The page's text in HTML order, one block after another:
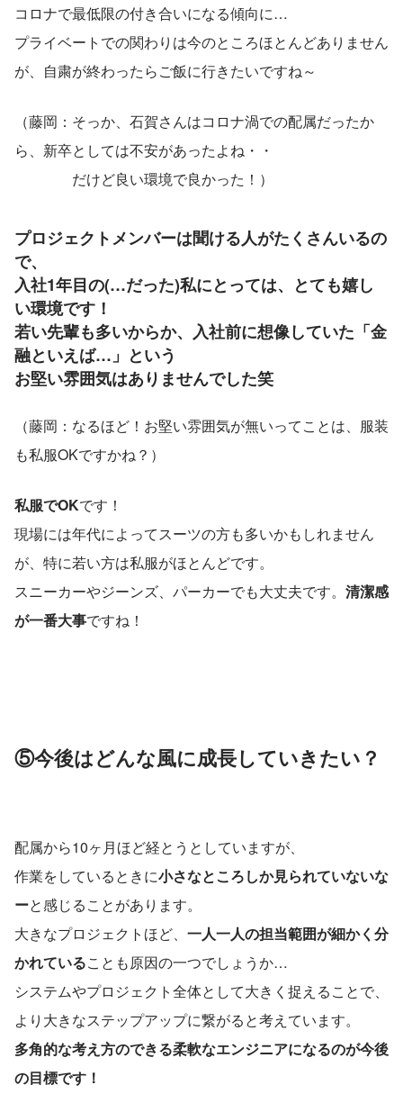
コロナで最低限の付き合いになる傾向に…
プライベートでの関わりは今のところほとんどありません
が、自粛が終わったらご飯に行きたいですね～
（藤岡：そっか、石賀さんはコロナ渦での配属だったか
ら、新卒としては不安があったよね・・
だけど良い環境で良かった！）
プロジェクトメンバーは聞ける人がたくさんいるの
で、
入社1年目の(…だった)私にとっては、とても嬉し
い環境です！
若い先輩も多いからか、入社前に想像していた「金
融といえば…」という
お堅い雰囲気はありませんでした笑
（藤岡：なるほど！お堅い雰囲気が無いってことは、服装
も私服OKですかね？）
私服でOKです！
現場には年代によってスーツの方も多いかもしれません
が、特に若い方は私服がほとんどです。
スニーカーやジーンズ、パーカーでも大丈夫です。 清潔感
が一番大事ですね！
⑤今後はどんな風に成長していきたい？
配属から10ヶ月ほど経とうとしていますが、
作業をしているときに小さなところしか見られていないな
ーと感じることがあります。
大きなプロジェクトほど、 一人一人の担当範囲が細かく分
かれていることも原因の一つでしょうか…
システムやプロジェクト全体として大きく捉えることで、
より大きなステップアップに繋がると考えています。
多角的な考え方のできる柔軟なエンジニアになるのが今後
の目標です！